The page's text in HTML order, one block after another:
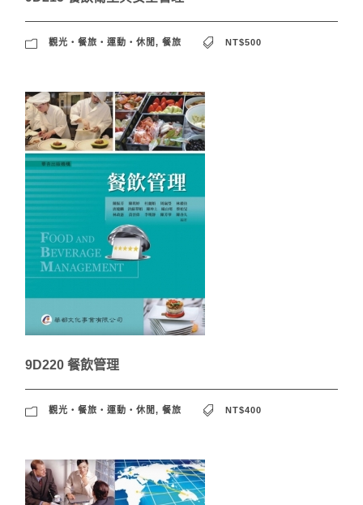
觀光‧餐旅‧運動‧休閒 , 餐旅 NT$500
9D220 餐飲管理
觀光‧餐旅‧運動‧休閒 , 餐旅 NT$400